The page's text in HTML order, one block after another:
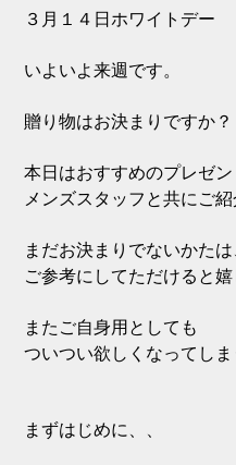
３月１４日ホワイトデー
いよいよ来週です。
贈り物はお決まりですか？
本日はおすすめのプレゼ
メンズスタッフと共にご
まだお決まりでないかたは
ご参考にしてただけると嬉
またご自身用としても
ついつい欲しくなってし
まずはじめに、、